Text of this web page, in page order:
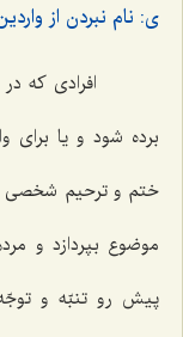
ی: نام نبردن از
افرادی که
برده شود و یا
ختم و ترحیم شخصی
موضوع بپردازد و
پیش رو تنبّه و